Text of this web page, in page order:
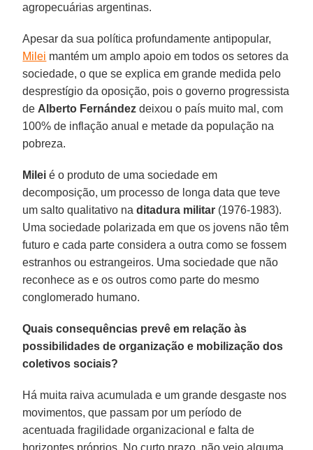
agropecuárias argentinas.
Apesar da sua política profundamente antipopular,
Milei mantém um amplo apoio em todos os setores da
sociedade, o que se explica em grande medida pelo
desprestígio da oposição, pois o governo progressista
de Alberto Fernández deixou o país muito mal, com
100% de inflação anual e metade da população na
pobreza.
Milei é o produto de uma sociedade em
decomposição, um processo de longa data que teve
um salto qualitativo naditadura militar (1976-1983).
Uma sociedade polarizada em que os jovens não têm
futuro e cada parte considera a outra como se fossem
estranhos ou estrangeiros. Uma sociedade que não
reconhece as e os outros como parte do mesmo
conglomerado humano.
Quais consequências prevê em relação às
possibilidades de organização e mobilização dos
coletivos sociais?
Há muita raiva acumulada e um grande desgaste nos
movimentos, que passam por um período de
acentuada fragilidade organizacional e falta de
horizontes próprios. No curto prazo, não vejo alguma